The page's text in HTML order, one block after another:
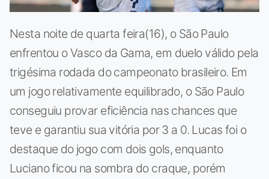
Nesta noite de quarta feira(16), o São Paulo
enfrentou o Vasco da Gama, em duelo válido pela
trigésima rodada do campeonato brasileiro. Em
um jogo relativamente equilibrado, o São Paulo
conseguiu provar eficiência nas chances que
teve e garantiu sua vitória por 3 a 0. Lucas foi o
destaque do jogo com dois gols, enquanto
Luciano ficou na sombra do craque, porém